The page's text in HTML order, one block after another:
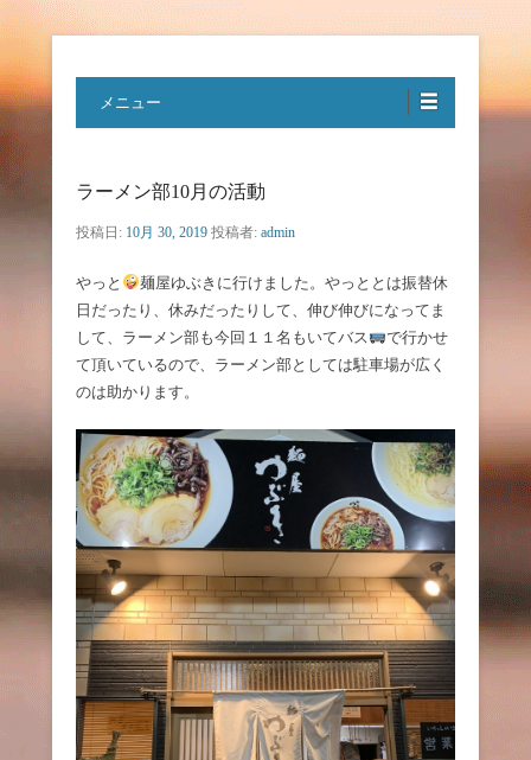
特定非営利活動法人ハートフルボ
イス
メニュー
ラーメン部10月の活動
投稿日: 10月 30, 2019 投稿者: admin
やっと
麺屋ゆぶきに行けました。やっととは振替休
日だったり、休みだったりして、伸び伸びになってま
して、ラーメン部も今回１１名もいてバス
で行かせ
て頂いているので、ラーメン部としては駐車場が広く
のは助かります。